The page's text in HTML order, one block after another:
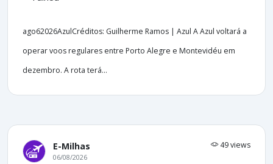
ago62026AzulCréditos: Guilherme Ramos | Azul A Azul voltará a
operar voos regulares entre Porto Alegre e Montevidéu em
dezembro. A rota terá...
E-Milhas 49 views
06/08/2026